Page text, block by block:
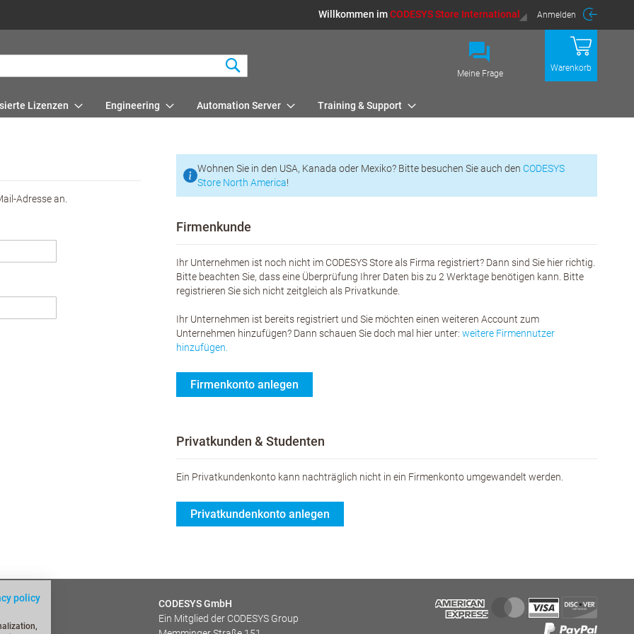
Willkommen imCODESYS Store International Anmelden
Warenkorb
Meine Frage
Lizenzen Engineering Automation Server Training & Support
Adresse an.
Wohnen Sie in den USA, Kanada oder Mexiko? Bitte besuchen Sie auch den CODESYS
Store North America!
Firmenkunde
Ihr Unternehmen ist noch nicht im CODESYS Store als Firma registriert? Dann sind Sie hier richtig.
Bitte beachten Sie, dass eine Überprüfung Ihrer Daten bis zu 2 Werktage benötigen kann. Bitte
registrieren Sie sich nicht zeitgleich als Privatkunde.
Ihr Unternehmen ist bereits registriert und Sie möchten einen weiteren Account zum
Unternehmen hinzufügen? Dann schauen Sie doch mal hier unter: weitere Firmennutzer
hinzufügen.
Firmenkonto anlegen
Privatkunden & Studenten
Ein Privatkundenkonto kann nachträglich nicht in ein Firmenkonto umgewandelt werden.
Privatkundenkonto anlegen
(FAQs)
CODESYS GmbH
Ein Mitglied der CODESYS Group
policy